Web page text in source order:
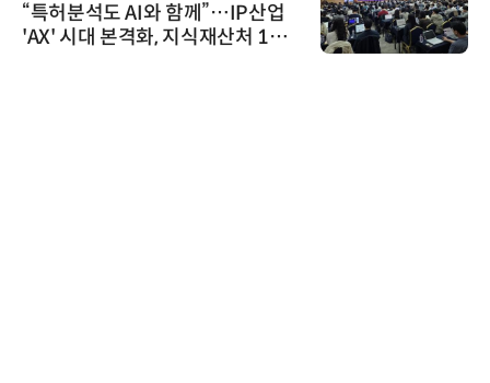
와이즈스톤, 에이데이타 'SCV 기반
수집 데이터'에 DQ인증 최고 등급